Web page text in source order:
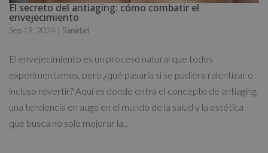
El secreto del antiaging: cómo combatir el
envejecimiento
Sep 19, 2024 | Sanidad
El envejecimiento es un proceso natural que todos
experimentamos, pero ¿qué pasaría si se pudiera ralentizar o
incluso revertir? Aquí es donde entra el concepto de antiaging,
una tendencia en auge en el mundo de la salud y la estética
que busca no solo mejorar la...